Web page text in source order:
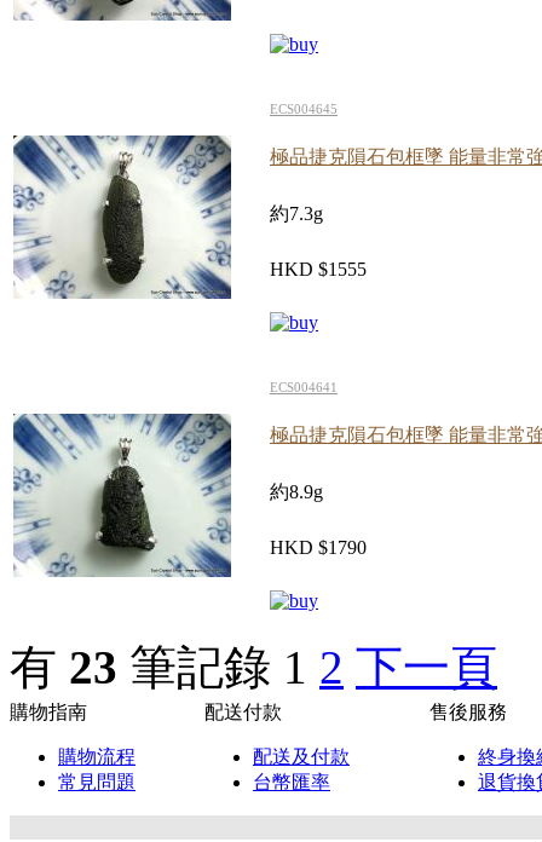
ECS004645
極品捷克隕石包框墜 能量非常
約7.3g
HKD $1555
ECS004641
極品捷克隕石包框墜 能量非常
約8.9g
HKD $1790
有 23 筆記錄 1 2 下一頁
購物指南 配送付款 售後服務
購物流程
常見問題
配送及付款
台幣匯率
終身換
退貨換